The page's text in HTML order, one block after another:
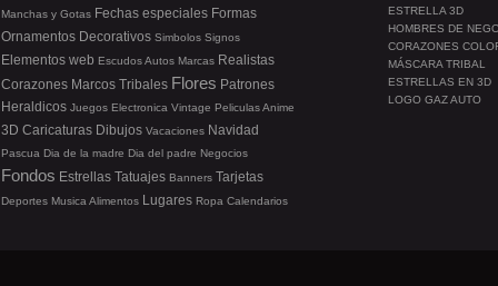
ESTRELLA 3D
HOMBRES DE
CORAZONES
MÁSCARA TRIBAL
ESTRELLAS EN 3D
LOGO GAZ AUTO
Manchas y Gotas Fechas especiales Formas
Ornamentos Decorativos Simbolos Signos
Elementos web EscudosAutos Marcas Realistas
Corazones Marcos Tribales Flores Patrones
Heraldicos Juegos Electronica Vintage PeliculasAnime
3D Caricaturas Dibujos Vacaciones Navidad
Pascua Dia de la madre Dia del padre Negocios
Fondos Estrellas Tatuajes Banners Tarjetas
Deportes Musica Alimentos Lugares Ropa Calendarios